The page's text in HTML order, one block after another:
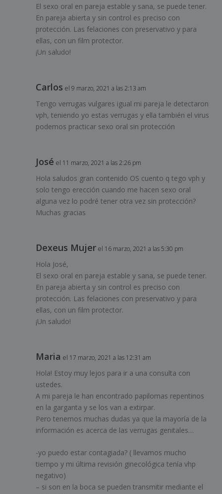
El sexo oral en pareja estable y sana, se puede tener.
En pareja abierta y sin control es preciso con
protección. Las felaciones con preservativo y para
ellas, con un film protector.
¡Un saludo!
Carlos el 9 marzo, 2021 a las 2:13 am
Tengo verrugas vulgares igual mi pareja le detectaron
vph, teniendo yo estas verrugas y ella también el virus
podemos practicar sexo oral sin protección
José el 11 marzo, 2021 a las 2:26 pm
Hola saludos gran contenido OS cuento q tego vph y
solo tengo erección cuando me hacen sexo oral
alguna vez lo podré tener otra vez sin protección?
Muchas gracias
Dexeus Mujer el 16 marzo, 2021 a las 5:30 pm
Hola José,
El sexo oral en pareja estable y sana, se puede tener.
En pareja abierta y sin control es preciso con
protección. Las felaciones con preservativo y para
ellas, con un film protector.
¡Un saludo!
Maria el 17 marzo, 2021 a las 12:31 am
Hola! Estoy muy lejos para ir a una consulta con
ustedes.
A mi pareja le han encontrado papilomas repentinos
en la garganta y se los van a extirpar.
Pero tenemos muchas dudas ya que la mayoría de la
información es acerca de las verrugas genitales…
-yo puedo estar contagiada? ( llevamos mucho
tiempo y mi última revisión ginecológica tenía vhp
negativo)
– si son en la boca se pueden transmitir mediante el